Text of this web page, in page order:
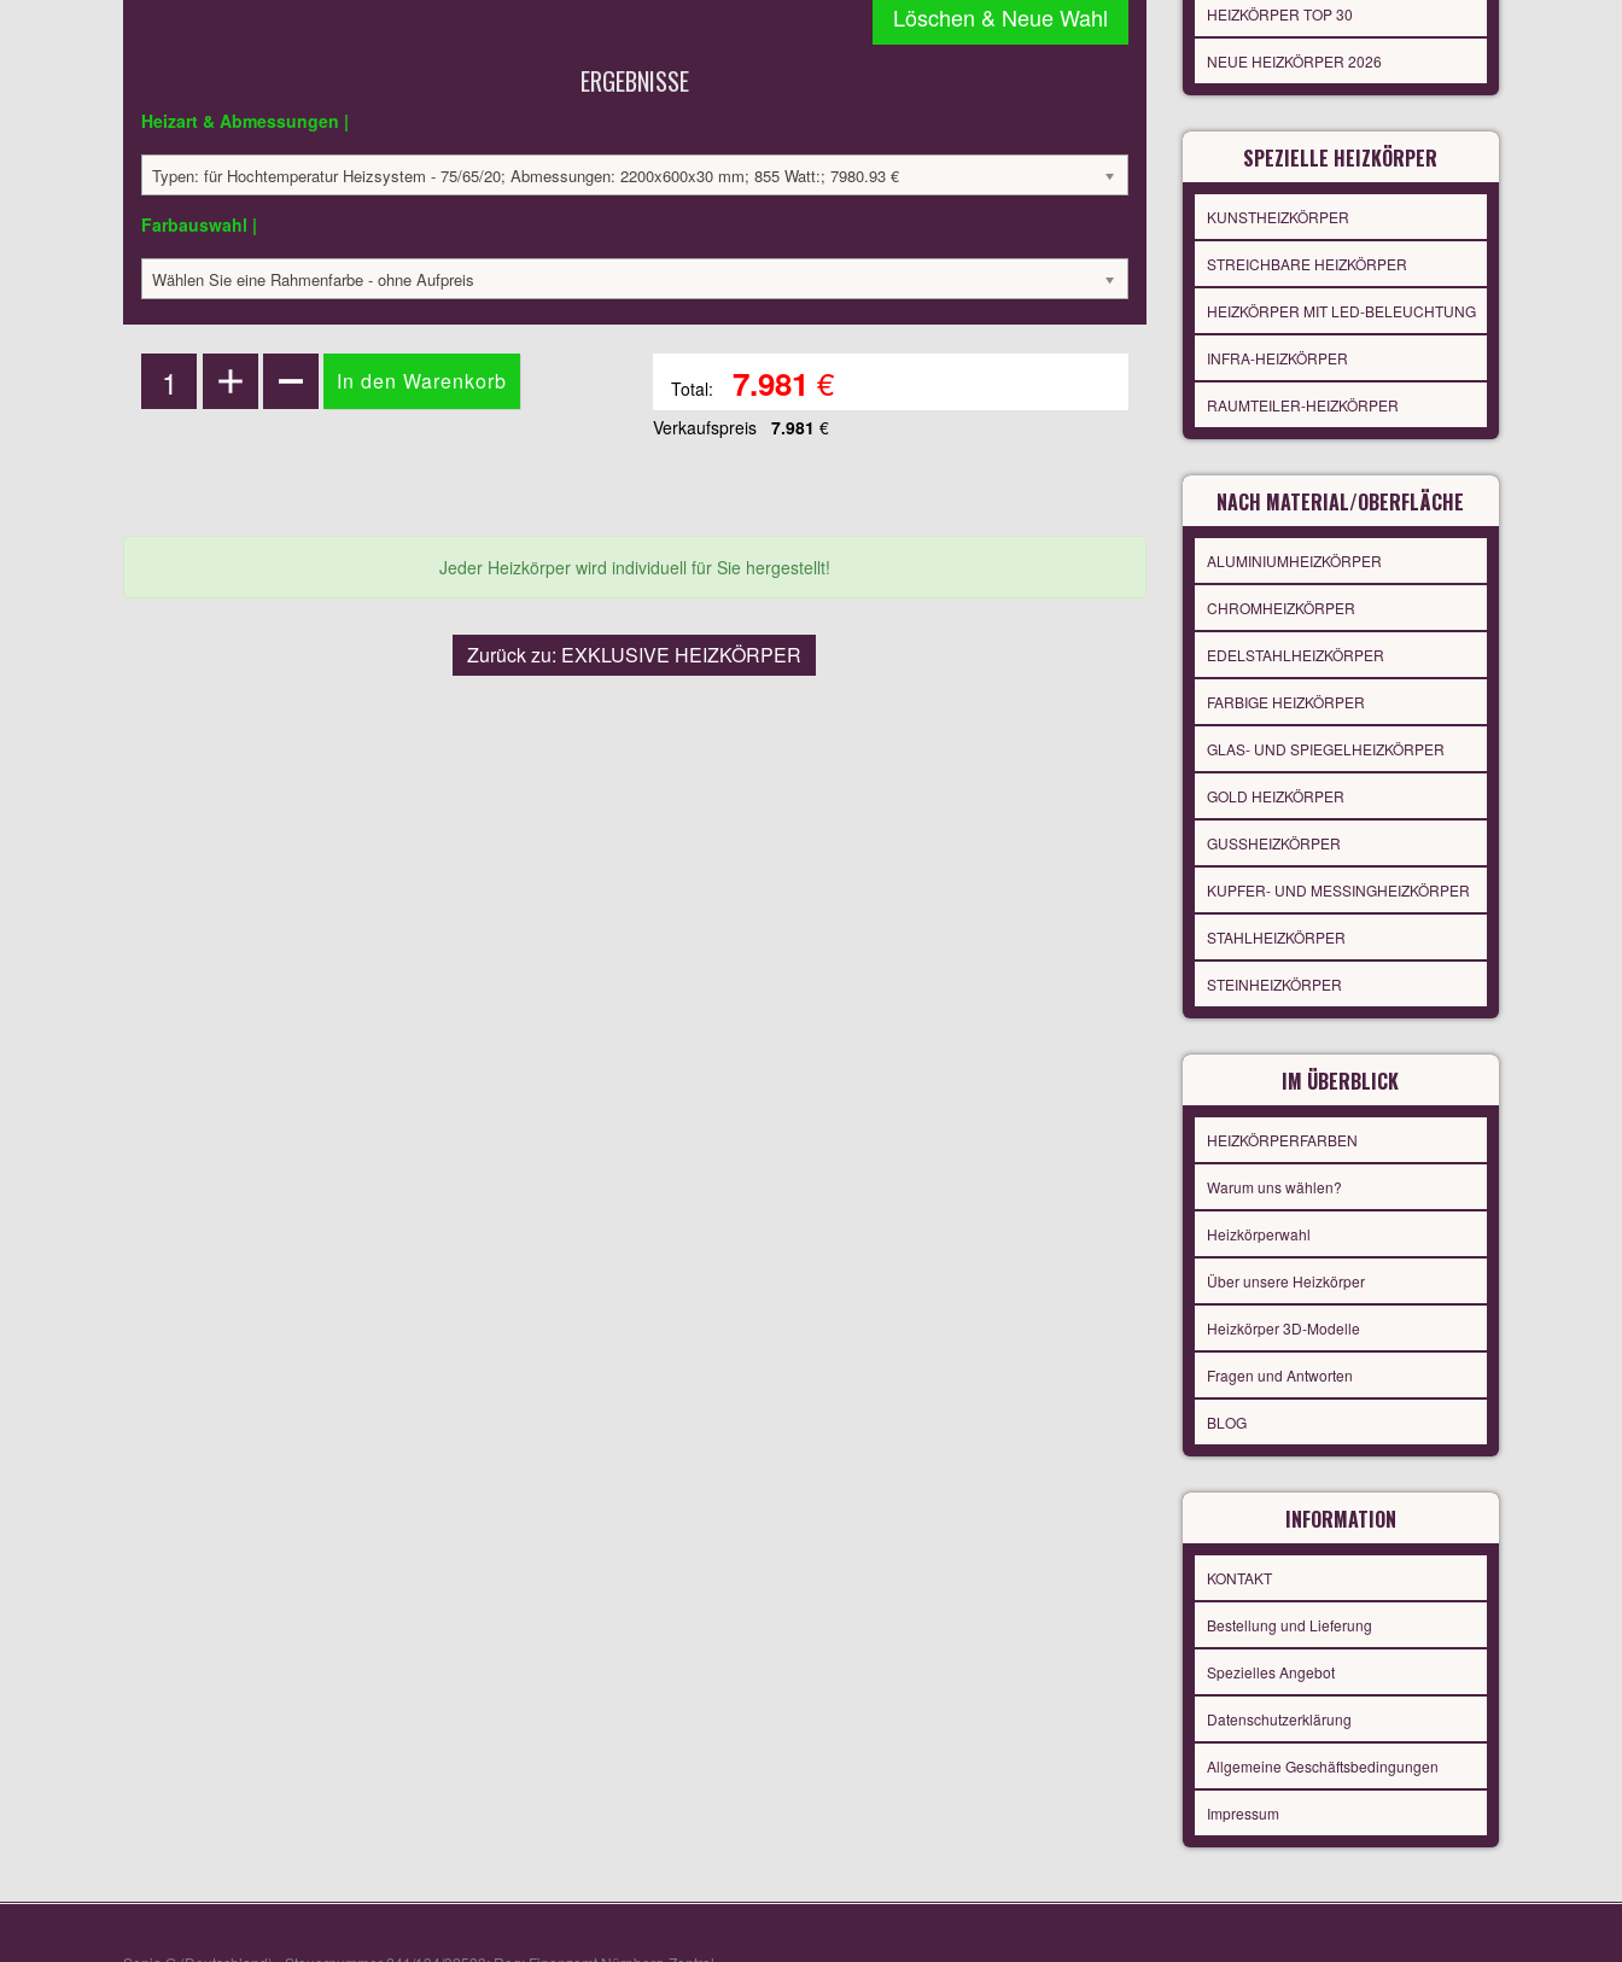
Löschen & Neue Wahl
ERGEBNISSE
Heizart & Abmessungen |
Typen: für Hochtemperatur Heizsystem - 75/65/20; Abmessungen: 2200x600x30 mm; 855 Watt:; 7980.93 €
Farbauswahl |
Wählen Sie eine Rahmenfarbe - ohne Aufpreis
Total: 7.981 €
Verkaufspreis 7.981 €
Jeder Heizkörper wird individuell für Sie hergestellt!
Zurück zu: EXKLUSIVE HEIZKÖRPER
HEIZKÖRPER TOP 30
NEUE HEIZKÖRPER 2026
SPEZIELLE HEIZKÖRPER
KUNSTHEIZKÖRPER
STREICHBARE HEIZKÖRPER
HEIZKÖRPER MIT LED-BELEUCHTUNG
INFRA-HEIZKÖRPER
RAUMTEILER-HEIZKÖRPER
NACH MATERIAL/OBERFLÄCHE
ALUMINIUMHEIZKÖRPER
CHROMHEIZKÖRPER
EDELSTAHLHEIZKÖRPER
FARBIGE HEIZKÖRPER
GLAS- UND SPIEGELHEIZKÖRPER
GOLD HEIZKÖRPER
GUSSHEIZKÖRPER
KUPFER- UND MESSINGHEIZKÖRPER
STAHLHEIZKÖRPER
STEINHEIZKÖRPER
IM ÜBERBLICK
HEIZKÖRPERFARBEN
Warum uns wählen?
Heizkörperwahl
Über unsere Heizkörper
Heizkörper 3D-Modelle
Fragen und Antworten
BLOG
INFORMATION
KONTAKT
Bestellung und Lieferung
Spezielles Angebot
Datenschutzerklärung
Allgemeine Geschäftsbedingungen
Impressum